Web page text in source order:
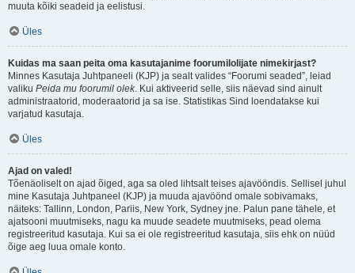
muuta kõiki seadeid ja eelistusi.
Üles
Kuidas ma saan peita oma kasutajanime foorumilolijate nimekirjast?
Minnes Kasutaja Juhtpaneeli (KJP) ja sealt valides “Foorumi seaded”, leiad
valiku Peida mu foorumil olek. Kui aktiveerid selle, siis näevad sind ainult
administraatorid, moderaatorid ja sa ise. Statistikas Sind loendatakse kui
varjatud kasutaja.
Üles
Ajad on valed!
Tõenäoliselt on ajad õiged, aga sa oled lihtsalt teises ajavööndis. Sellisel juhul
mine Kasutaja Juhtpaneel (KJP) ja muuda ajavöönd omale sobivamaks,
näiteks: Tallinn, London, Pariis, New York, Sydney jne. Palun pane tähele, et
ajatsooni muutmiseks, nagu ka muude seadete muutmiseks, pead olema
registreeritud kasutaja. Kui sa ei ole registreeritud kasutaja, siis ehk on nüüd
õige aeg luua omale konto.